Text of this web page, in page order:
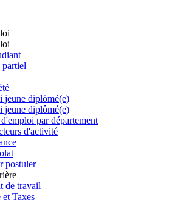
partiel
jeune diplômé(e)
jeune diplômé(e)
par département
d'activité
postuler
de travail
et Taxes